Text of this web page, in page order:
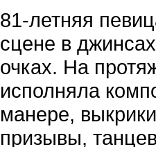
81-летняя
сцене в
очках. На
исполняла
манере,
призывы,